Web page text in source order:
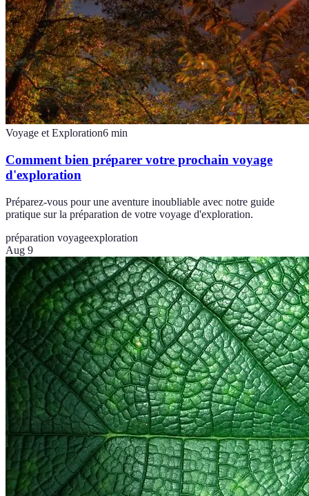
Voyage et Exploration6 min
Comment bien préparer votre prochain voyage
d'exploration
Préparez-vous pour une aventure inoubliable avec notre guide
pratique sur la préparation de votre voyage d'exploration.
préparation voyageexploration
Aug 9